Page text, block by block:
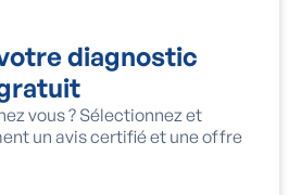
diagnostic
vous ? Sélectionnez et
un avis certifié et une offre